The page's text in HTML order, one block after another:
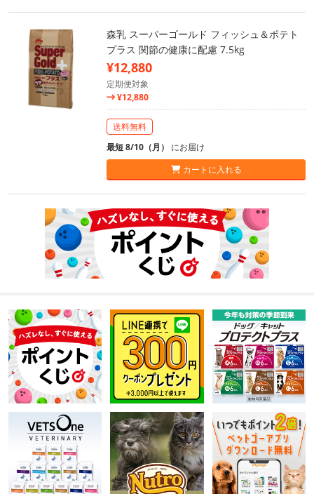
森乳 スーパーゴールド フィッシュ＆ポテト
プラス 関節の健康に配慮 7.5kg
¥12,880
定期便対象
¥12,880
送料無料
最短 8/10（月） にお届け
カートに入れる